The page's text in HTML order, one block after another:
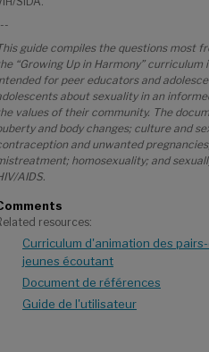
guide compiles the questions most
“Growing Up in Harmony”
for peer educators and
about sexuality in an
values of their community. The
and body changes; culture and
and unwanted
homosexuality; and
AIDS.
resources:
Curriculum d'animation des
jeunes écoutant
Document de références
Guide de l'utilisateur